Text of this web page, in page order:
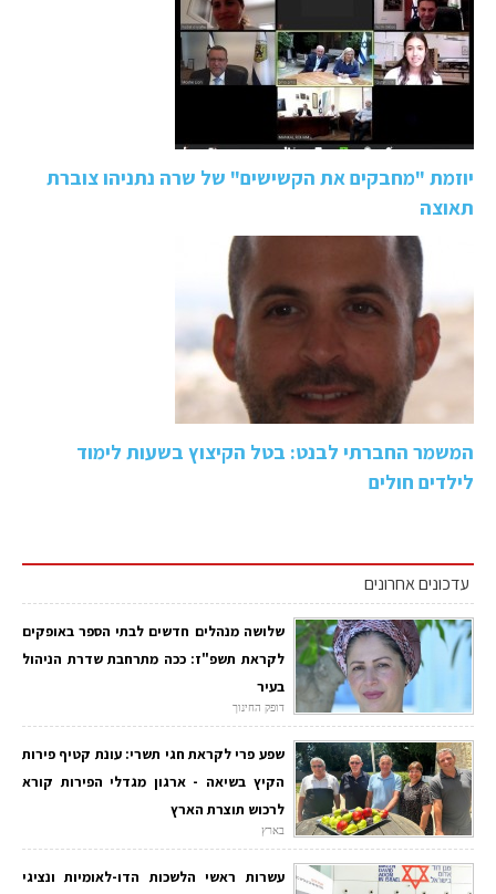
יוזמת "מחבקים את הקשישים" של שרה נתניהו צוברת
תאוצה
המשמר החברתי לבנט: בטל הקיצוץ בשעות לימוד
לילדים חולים
עדכונים אחרונים
שלושה מנהלים חדשים לבתי הספר באופקים
לקראת תשפ"ז: ככה מתרחבת שדרת הניהול
בעיר
דופק החינוך
שפע פרי לקראת חגי תשרי: עונת קטיף פירות
הקיץ בשיאה - ארגון מגדלי הפירות קורא
לרכוש תוצרת הארץ
בארץ
עשרות ראשי הלשכות הדו-לאומיות ונציגי